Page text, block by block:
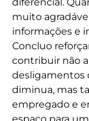
muito
informações e
Concluo
contribuir não
desligamentos
diminua, mas
empregado e